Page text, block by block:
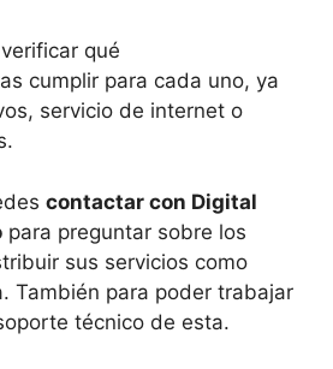
qué
cumplir para cada uno, ya
servicio de internet o
contactar con Digital
para preguntar sobre los
sus servicios como
También para poder trabajar
técnico de esta.